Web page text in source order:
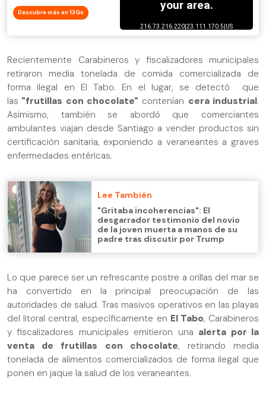
Descubre más en 13Go
Recientemente Carabineros y fiscalizadores municipales
retiraron media tonelada de comida comercializada de
forma ilegal en El Tabo. En el lugar, se detectó que
las "frutillas con chocolate" contenían cera industrial.
Asimismo, también se abordó que comerciantes
ambulantes viajan desde Santiago a vender productos sin
certificación sanitaria, exponiendo a veraneantes a graves
enfermedades entéricas.
Lee También
"Gritaba incoherencias": El
desgarrador testimonio del novio
de la joven muerta a manos de su
padre tras discutir por Trump
Lo que parece ser un refrescante postre a orillas del mar se
ha convertido en la principal preocupación de las
autoridades de salud. Tras masivos operativos en las playas
del litoral central, específicamente en El Tabo, Carabineros
y fiscalizadores municipales emitieron una alerta por la
venta de frutillas con chocolate, retirando media
tonelada de alimentos comercializados de forma ilegal que
ponen en jaque la salud de los veraneantes.